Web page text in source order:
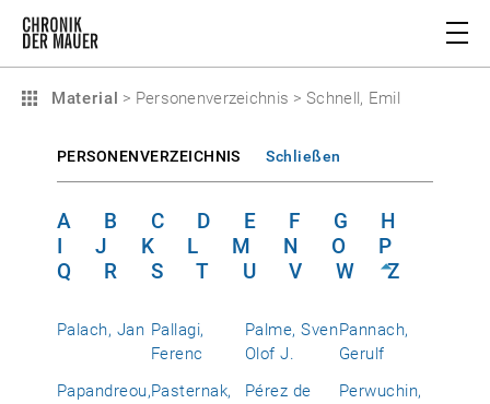
Material > Personenverzeichnis > Schnell, Emil
PERSONENVERZEICHNIS Schließen
A B C D E F G
H
I
J K L M N O
P
Q
R S T U V W Z
Palach, Jan Pallagi,
Ferenc
Palme, Sven
Olof J.
Pannach,
Gerulf
Papandreou,Pasternak,
Pérez de
Perwuchin,